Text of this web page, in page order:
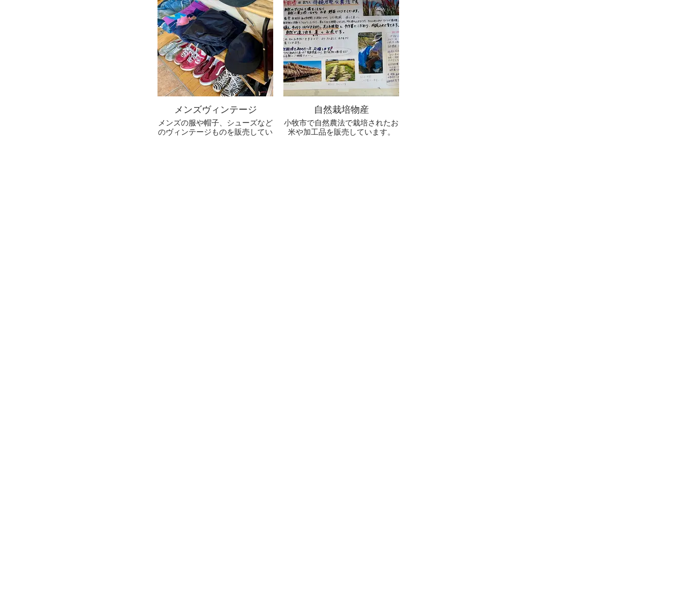
メンズヴィンテージ
メンズの服や帽子、シューズなど
のヴィンテージものを販売してい
自然栽培物産
小牧市で自然農法で栽培されたお
米や加工品を販売しています。